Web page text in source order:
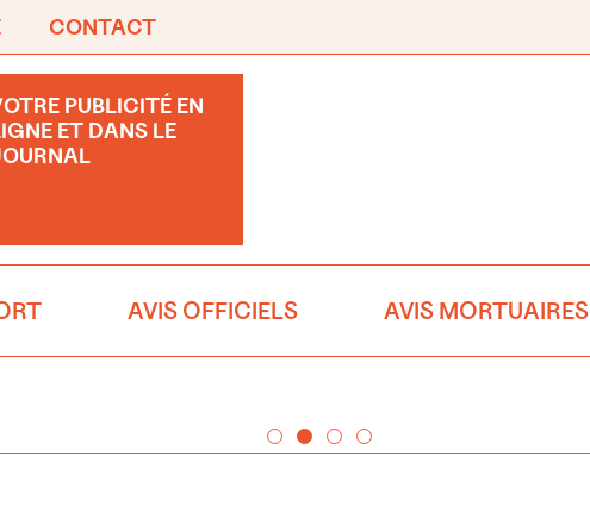
CONTACT
PUBLICITÉ EN
ET DANS LE
AVIS OFFICIELS AVIS MORTUAIRES